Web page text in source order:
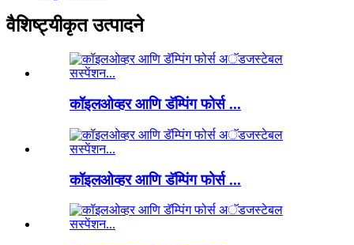
वैशिष्ट्यीकृत उत्पादने
कॉइलओव्हर आणि डॅम्पिंग फोर्स ...
कॉइलओव्हर आणि डॅम्पिंग फोर्स ...